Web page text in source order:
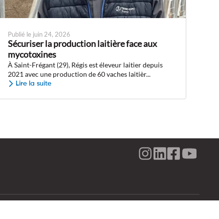
Publié le juin 24, 2026
Sécuriser la production laitière face aux
mycotoxines
À Saint-Frégant (29), Régis est éleveur laitier depuis
2021 avec une production de 60 vaches laitièr...
Lire la suite